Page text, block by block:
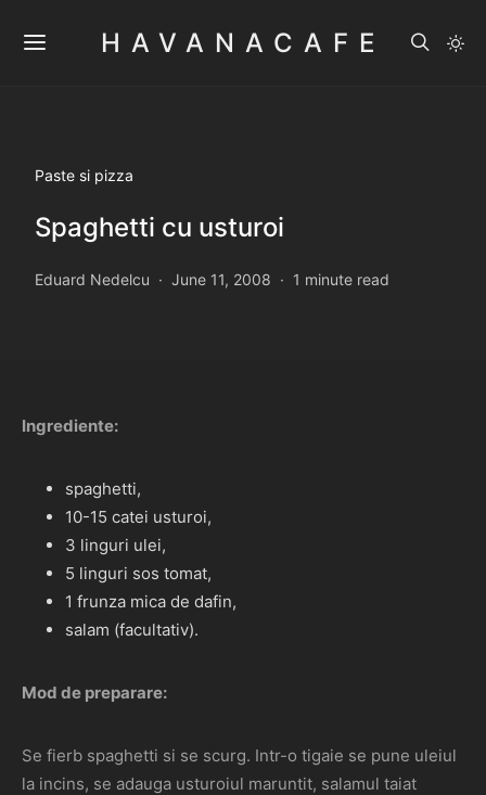
HAVANACAFE
Paste si pizza
Spaghetti cu usturoi
Eduard Nedelcu June 11, 2008 1 minute read
Ingrediente:
spaghetti,
10-15 catei usturoi,
3 linguri ulei,
5 linguri sos tomat,
1 frunza mica de dafin,
salam (facultativ).
Mod de preparare:
Se fierb spaghetti si se scurg. Intr-o tigaie se pune uleiul
la incins, se adauga usturoiul maruntit, salamul taiat